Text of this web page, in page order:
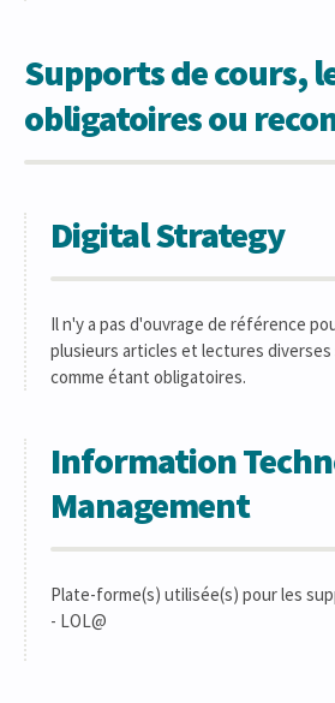
Supports de cours,
obligatoires ou
Digital Strategy
Il n'y a pas d'ouvrage de référence
plusieurs articles et lectures
comme étant obligatoires.
Information
Management
Plate-forme(s) utilisée(s) pour les
- LOL@